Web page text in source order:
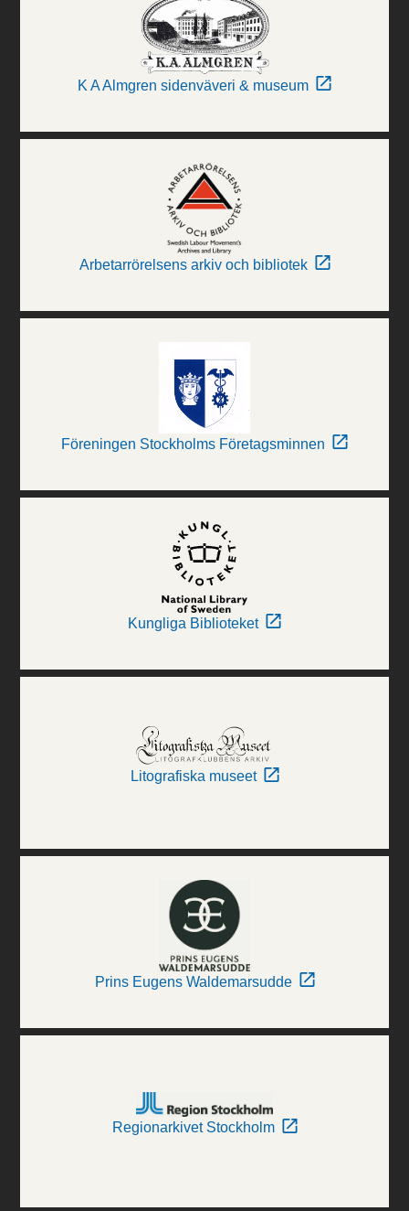
K A Almgren sidenväveri & museum
Arbetarrörelsens arkiv och bibliotek
Föreningen Stockholms Företagsminnen
Kungliga Biblioteket
Litografiska museet
Prins Eugens Waldemarsudde
Regionarkivet Stockholm